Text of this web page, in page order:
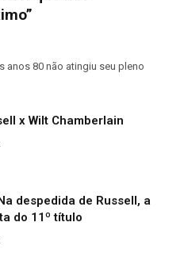
anos 80 não atingiu seu pleno
x Wilt Chamberlain
despedida de Russell, a
do 11º título